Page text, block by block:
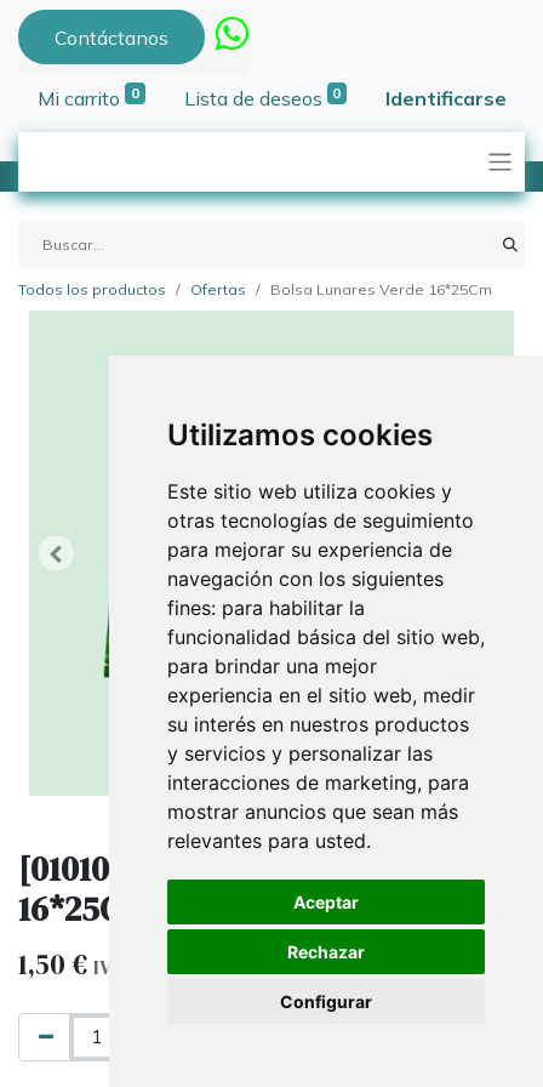
Utilizamos cookies
Este sitio web utiliza cookies y
otras tecnologías de seguimiento
para mejorar su experiencia de
navegación con los siguientes
fines: para habilitar la
funcionalidad básica del sitio web,
para brindar una mejor
experiencia en el sitio web, medir
su interés en nuestros productos
y servicios y personalizar las
interacciones de marketing, para
mostrar anuncios que sean más
relevantes para usted.
Aceptar
Rechazar
Configurar
Contáctanos
Mi carrito 0 Lista de deseos 0 Identificarse
Todos los productos Ofertas Bolsa Lunares Verde 16*25Cm
[010103] Bolsa Lunares Verde
16*25Cm
1,50€ IVA excluido